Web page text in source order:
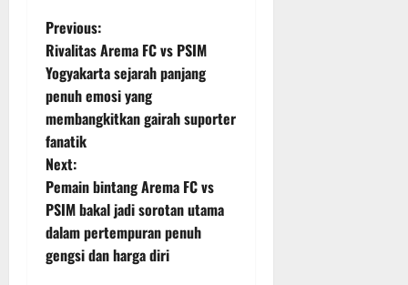
P
o
s
t
n
a
v
Previous:
Rivalitas Arema FC vs PSIM
Yogyakarta sejarah panjang
penuh emosi yang
membangkitkan gairah suporter
fanatik
Next:
Pemain bintang Arema FC vs
PSIM bakal jadi sorotan utama
dalam pertempuran penuh
gengsi dan harga diri